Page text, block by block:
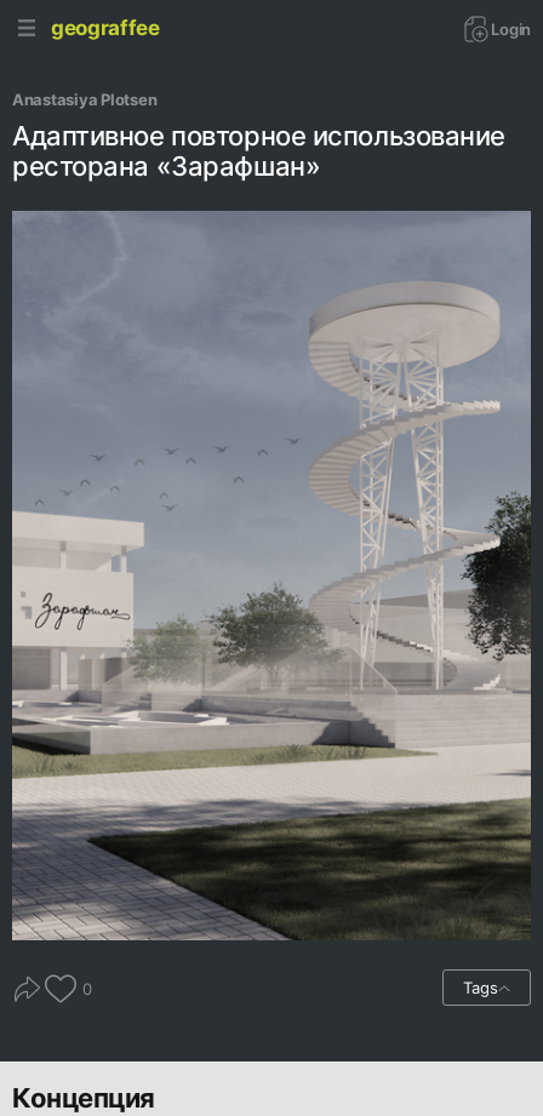
geograffee Login
Anastasiya Plotsen
Адаптивное повторное использование
ресторана «Зарафшан»
0 Tags
Концепция